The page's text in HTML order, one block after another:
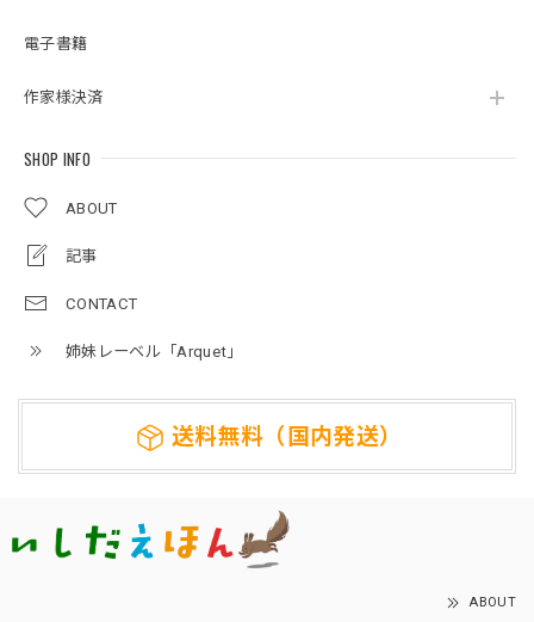
電子書籍
作家様決済
SHOP INFO
ABOUT
記事
CONTACT
姉妹レーベル「Arquet」
送料無料（国内発送）
ABOUT